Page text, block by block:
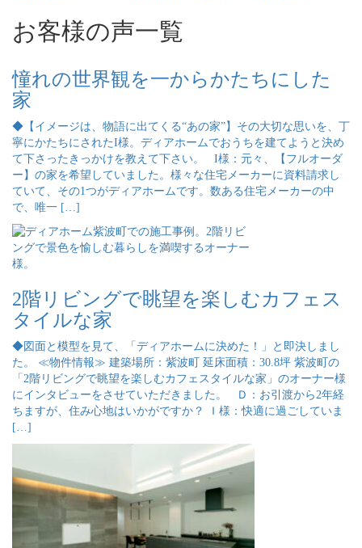
お客様の声一覧
憧れの世界観を一からかたちにした
家
◆【イメージは、物語に出てくる“あの家”】その大切な思いを、丁
寧にかたちにされたI様。ディアホームでおうちを建てようと決め
て下さったきっかけを教えて下さい。 I様：元々、【フルオーダ
ー】の家を希望していました。様々な住宅メーカーに資料請求し
ていて、その1つがディアホームです。数ある住宅メーカーの中
で、唯一 […]
2階リビングで眺望を楽しむカフェス
タイルな家
◆図面と模型を見て、「ディアホームに決めた！」と即決しまし
た。 ≪物件情報≫ 建築場所：紫波町 延床面積：30.8坪 紫波町の
「2階リビングで眺望を楽しむカフェスタイルな家」のオーナー様
にインタビューをさせていただきました。 Ｄ：お引渡から2年経
ちますが、住み心地はいかがですか？ Ｉ様：快適に過ごしていま
[…]